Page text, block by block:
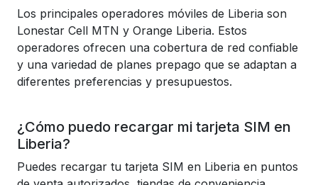
Los principales operadores móviles de Liberia son
Lonestar Cell MTN y Orange Liberia. Estos
operadores ofrecen una cobertura de red confiable
y una variedad de planes prepago que se adaptan a
diferentes preferencias y presupuestos.
¿Cómo puedo recargar mi tarjeta SIM en
Liberia?
Puedes recargar tu tarjeta SIM en Liberia en puntos